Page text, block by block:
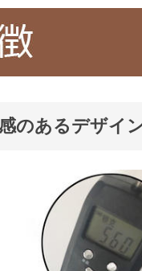
のあるデザイ